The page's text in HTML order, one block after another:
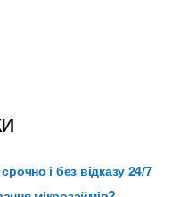
і без відказу 24/7